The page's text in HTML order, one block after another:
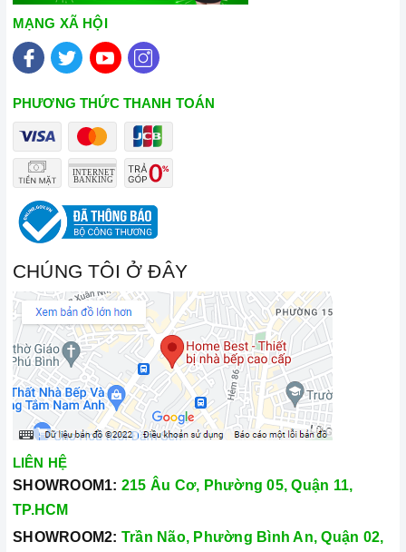
sản phẩm.
nhân viên và kỹ thuật viên chuyên nghiệp, tận tâm sẽ đồng
sản phẩm.
Đến với Home Best, chúng tôi tự hào cung cấp đến khách hàng
đa dạng các dòngbếp từ kết hợp hồng ngoại CANZY
tiếng, cam kết về chất lượng và nguồn gốc sản phẩm chính
hãng. Chúng tôi tự tin mang đến cho quý khách hàng dịch vụ
chăm sóc khách hàng tận tâm và chính sách bảo hành, hậu
mãi chuyên nghiệp nhất.
Xem thêm tại đây: Home Best Care - Trung tâm bảo trì, sửa
chữa thiết bị nhà bếp cao cấp
MẠNG XÃ HỘI
PHƯƠNG THỨC THANH TOÁN
CHÚNG TÔI Ở ĐÂY
LIÊN HỆ
SHOWROOM1: 215 Âu Cơ, Phường 05, Quận 11,
TP.HCM
SHOWROOM2: Trần Não, Phường Bình An, Quận 02,